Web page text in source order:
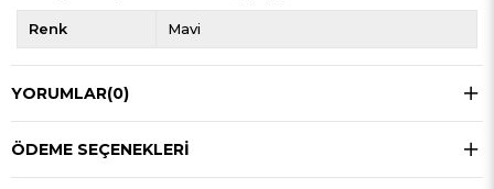
Renk Mavi
YORUMLAR(0)
ÖDEME SEÇENEKLERI